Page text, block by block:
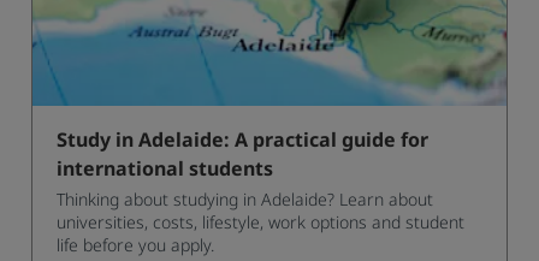
Study in Adelaide: A practical guide for
international students
Thinking about studying in Adelaide? Learn about
universities, costs, lifestyle, work options and student
life before you apply.